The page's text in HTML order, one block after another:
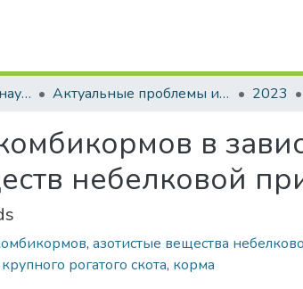
Статьи из сборников научных трудов Актуальные проблемы интенсивного развития животноводства: сб. науч. тр. 2023
в
небелковой
, азотистые вещества
рогатого скота, корма